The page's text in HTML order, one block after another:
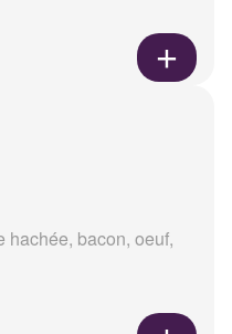
hachée, bacon, oeuf,